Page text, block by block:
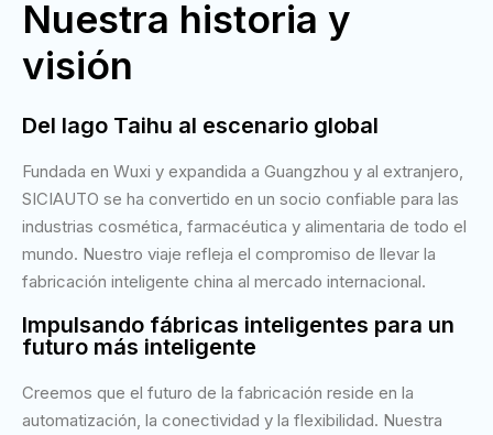
Nuestra historia y
visión
Del lago Taihu al escenario global
Fundada en Wuxi y expandida a Guangzhou y al extranjero,
SICIAUTO se ha convertido en un socio confiable para las
industrias cosmética, farmacéutica y alimentaria de todo el
mundo. Nuestro viaje refleja el compromiso de llevar la
fabricación inteligente china al mercado internacional.
Impulsando fábricas inteligentes para un
futuro más inteligente
Creemos que el futuro de la fabricación reside en la
automatización, la conectividad y la flexibilidad. Nuestra